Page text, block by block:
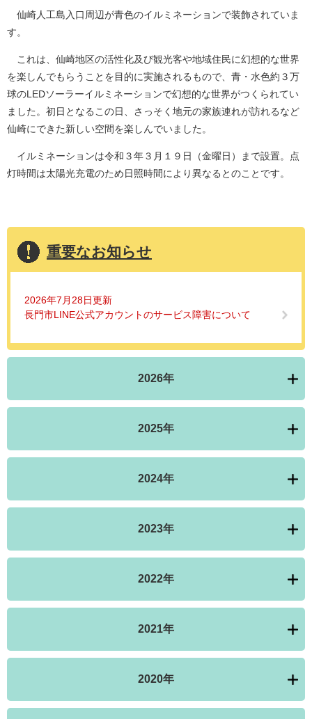
仙崎人工島入口周辺が青色のイルミネーションで装飾されていま
す。
これは、仙崎地区の活性化及び観光客や地域住民に幻想的な世界
を楽しんでもらうことを目的に実施されるもので、青・水色約３万
球のLEDソーラーイルミネーションで幻想的な世界がつくられてい
ました。初日となるこの日、さっそく地元の家族連れが訪れるなど
仙崎にできた新しい空間を楽しんでいました。
イルミネーションは令和３年３月１９日（金曜日）まで設置。点
灯時間は太陽光充電のため日照時間により異なるとのことです。
重要なお知らせ
2026年7月28日更新
長門市LINE公式アカウントのサービス障害について
2026年
2025年
2024年
2023年
2022年
2021年
2020年